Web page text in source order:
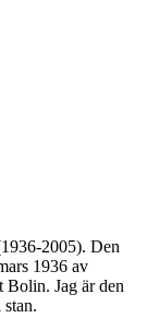
2005). Den
1936 av
Bolin. Jag är den
stan.